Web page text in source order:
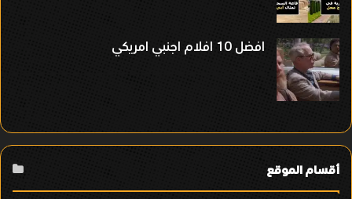
افضل 10 افلام اجنبي امريكي
أقسام الموقع